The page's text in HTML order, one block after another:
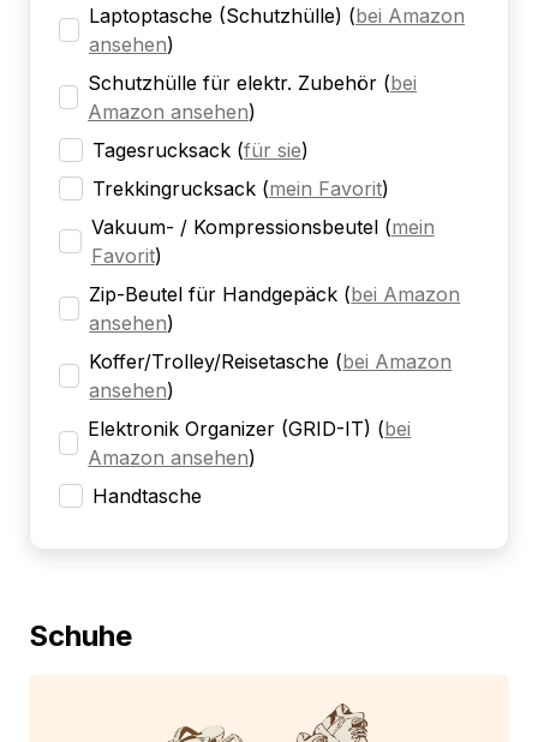
Laptoptasche (Schutzhülle) (bei Amazon
ansehen)
Schutzhülle für elektr. Zubehör (bei
Amazon ansehen)
Tagesrucksack (für sie)
Trekkingrucksack (mein Favorit)
Vakuum- / Kompressionsbeutel (mein
Favorit)
Zip-Beutel für Handgepäck (bei Amazon
ansehen)
Koffer/Trolley/Reisetasche (bei Amazon
ansehen)
Elektronik Organizer (GRID-IT) (bei
Amazon ansehen)
Handtasche
Schuhe